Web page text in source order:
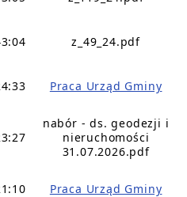
z_49_24.pdf
Praca Urząd Gminy
nabór - ds. geodezji i
nieruchomości
31.07.2026.pdf
Praca Urząd Gminy